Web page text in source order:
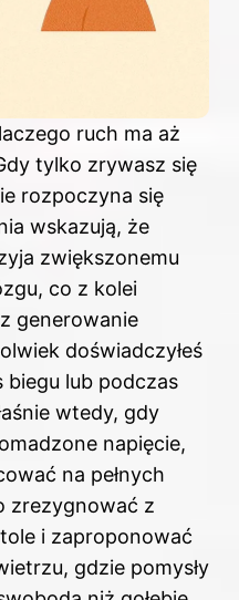
ruch ma aż
tylko zrywasz się
rozpoczyna się
wskazują, że
zwiększonemu
co z kolei
generowanie
doświadczyłeś
biegu lub podczas
wtedy, gdy
napięcie,
na pełnych
zrezygnować z
i zaproponować
gdzie pomysły